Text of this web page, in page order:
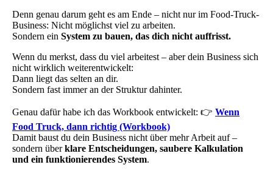
Denn genau darum geht es am Ende – nicht nur im Food-Truck-
Business: Nicht möglichst viel zu arbeiten.
Sondern ein System zu bauen, das dich nicht auffrisst.
Wenn du merkst, dass du viel arbeitest – aber dein Business sich
nicht wirklich weiterentwickelt:
Dann liegt das selten an dir.
Sondern fast immer an der Struktur dahinter.
Genau dafür habe ich das Workbook entwickelt: 👉 Wenn
Food Truck, dann richtig (Workbook)
Damit baust du dein Business nicht über mehr Arbeit auf –
sondern überklare Entscheidungen, saubere Kalkulation
und ein funktionierendes System.